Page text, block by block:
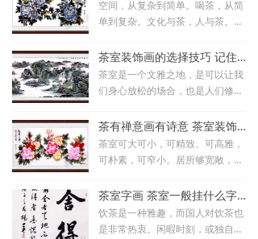
的场所，那么茶
空间，从复杂到简单。喝茶，从简
单到复杂。文化与茶，人与茶。空
更香，人更静，茶室装饰画更雅。茶室装饰画的选择技巧 记住这两点不会挑错_聚艺上品手绘装饰画
茶室是一个文雅之地，是可以让我
们身心放松的场合，也是人们修身
饰画悬挂在茶室墙面上，有锦上添
花之效果。茶室装饰画的选择是非
常有讲究的，
茶有禅意画有诗意 茶室装饰画可以这样选择_聚艺上品手绘装饰画
茶室可大可小，可精致、可高雅，
可朴素，可窄小。居所够宽敞，房
好，你可以根据个人品味和喜好，
打造自己心仪的茶室，当然对于茶
室来讲自然离不
茶室字画 茶室一般挂什么字 茶室书法内容推荐_聚艺上品手绘装饰画
饮茶是一种雅趣，而国人对饮茶也
是非常热衷。闲暇时刻，或独自坐